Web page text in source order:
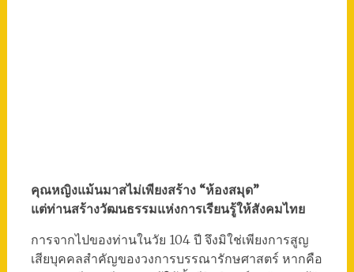
คุณหญิงแม้นมาสไม่เพียงสร้าง “ห้องสมุด”
แต่ท่านสร้างวัฒนธรรมแห่งการเรียนรู้ให้สังคมไทย
การจากไปของท่านในวัย 104 ปี จึงมิใช่เพียงการสูญ
เสียบุคคลสำคัญของวงการบรรณารักษศาสตร์ หากคือ